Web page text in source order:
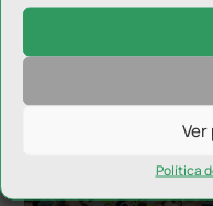
Política